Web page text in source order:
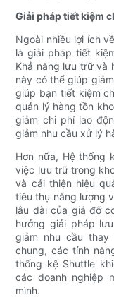
Giải pháp tiết kiệm
Ngoài nhiều lợi ích
là giải pháp tiết
Khả năng lưu trữ và
này có thể giúp
giúp bạn tiết kiệm
quản lý hàng tồn
giảm chi phí lao
giảm nhu cầu xử lý
Hơn nữa, Hệ thống
việc lưu trữ trong
và cải thiện hiệu
tiêu thụ năng lượng
lâu dài của giá đỡ
hưởng giải pháp
giảm nhu cầu
chung, các tính
thống kệ Shuttle
các doanh nghiệp
mình.